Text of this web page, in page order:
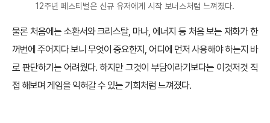
12주년 페스티벌은 신규 유저에게 시작 보너스처럼 느껴졌다.
물론 처음에는 소환서와 크리스탈, 마나, 에너지 등 처음 보는 재화가 한
꺼번에 주어지다 보니 무엇이 중요한지, 어디에 먼저 사용해야 하는지 바
로 판단하기는 어려웠다. 하지만 그것이 부담이라기보다는 이것저것 직
접 해보며 게임을 익혀갈 수 있는 기회처럼 느껴졌다.